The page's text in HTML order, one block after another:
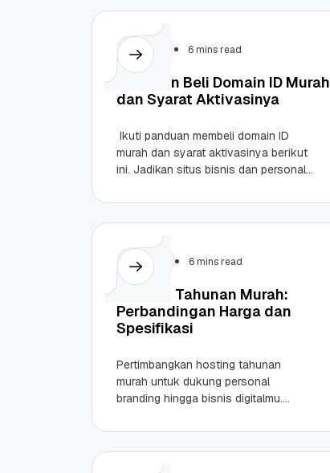
alamat web...
Domain 6 mins read
Panduan Beli Domain ID Murah
dan Syarat Aktivasinya
Ikuti panduan membeli domain ID
murah dan syarat aktivasinya berikut
ini. Jadikan situs bisnis dan personal
domain lokal! Highlights Domain .ID...
Hosting 6 mins read
Hosting Tahunan Murah:
Perbandingan Harga dan
Spesifikasi
Pertimbangkan hosting tahunan
murah untuk dukung personal
branding hingga bisnis digitalmu.
spesifikasinya! Highlights Memilih
hosting tahunan jauh lebih hemat
biaya dibandingkan...